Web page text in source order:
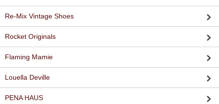
Re-Mix Vintage Shoes
Rocket Originals
Flaming Mamie
Louella Deville
PENA HAUS